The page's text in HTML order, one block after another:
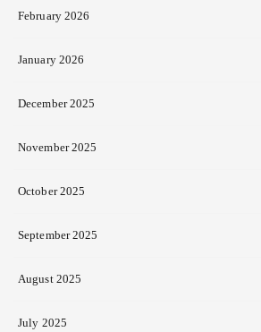
February 2026
January 2026
December 2025
November 2025
October 2025
September 2025
August 2025
July 2025